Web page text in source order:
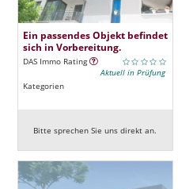
Ein passendes Objekt befindet
sich in Vorbereitung.
DAS Immo Rating
Aktuell in Prüfung
Kategorien
Bitte sprechen Sie uns direkt an.